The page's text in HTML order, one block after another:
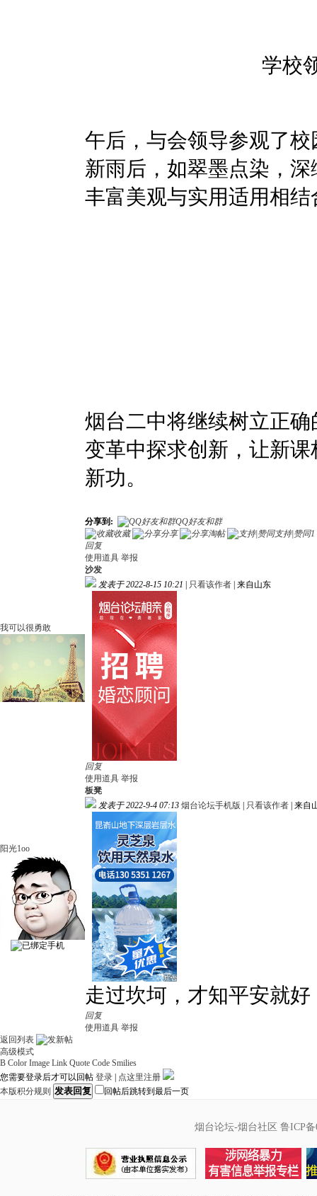
学校
午后，与会领导参观了
新雨后，如翠墨点染，
丰富美观与实用适用相
烟台二中将继续树立正
变革中探求创新，让新
新功。
分享到:
QQ好友和群
收藏
分享 淘帖 支持|赞同1
回复
使用道具 举报
我可以很勇敢
沙发
发表于 2022-8-15 10:21
只看该作者 来自山东
回复
使用道具 举报
阳光1oo
板凳
发表于 2022-9-4 07:13 烟台论坛手机版 只看该作者 来自
走过坎坷，才知平安就好
回复
使用道具 举报
返回列表
高级模式
B Color Image Link Quote Code Smilies
您需要登录后才可以回帖 登录
点这里注册
本版积分规则 发表回复 回帖后跳转到最后一页
烟台论坛-烟台社区 鲁ICP备